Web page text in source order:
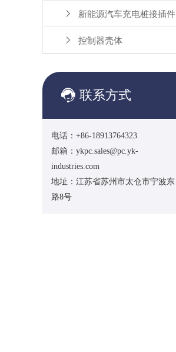
 新能源汽车充电桩接插件
 控制器壳体
 联系方式
电话：+86-18913764323
邮箱：ykpc.sales@pc.yk-
industries.com
地址：江苏省苏州市太仓市宁波东
路8号